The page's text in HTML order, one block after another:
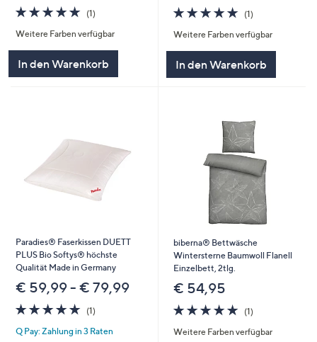
5.0
von
5
(1)
Weitere Farben verfügbar
In den Warenkorb
5.0
von
5
(1)
Weitere Farben verfügbar
In den Warenkorb
Paradies® Faserkissen DUETT
PLUS Bio Softys® höchste
Qualität Made in Germany
€ 59,99 - € 79,99
5.0
von
5
(1)
Q Pay: Zahlung in 3 Raten
biberna® Bettwäsche
Wintersterne Baumwoll Flanell
Einzelbett, 2tlg.
€ 54,95
5.0
von
5
(1)
Weitere Farben verfügbar